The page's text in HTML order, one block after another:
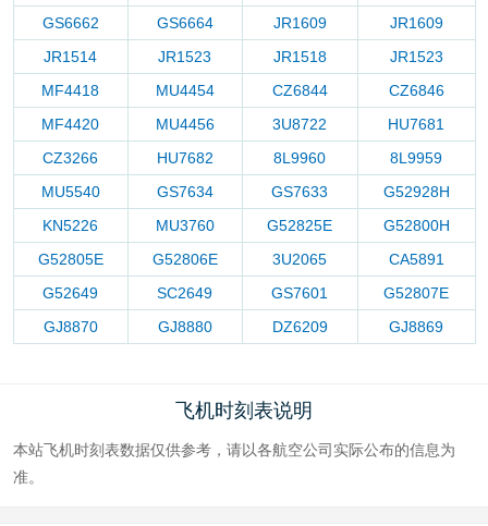
GS6662
GS6664 JR1609
JR1609
JR1514
JR1523 JR1518
JR1523
MF4418
MU4454 CZ6844
CZ6846
MF4420
MU4456 3U8722
HU7681
CZ3266
HU7682 8L9960
8L9959
MU5540
GS7634 GS7633
G52928H
KN5226
MU3760 G52825E
G52800H
G52805E
G52806E 3U2065
CA5891
G52649
SC2649 GS7601
G52807E
GJ8870
GJ8880 DZ6209 GJ8869
飞机时刻表说明
本站飞机时刻表数据仅供参考，请以各航空公司实际公布的信息为
准。